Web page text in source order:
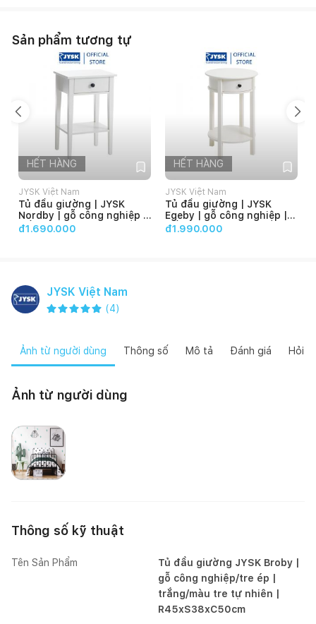
Sản phẩm tương tự
HẾT HÀNG
JYSK Việt Nam
Tủ đầu giường | JYSK
Nordby | gỗ công nghiệp |
trắng | R42xS36xC65cm
đ1.690.000
HẾT HÀNG
JYSK Việt Nam
Tủ đầu giường | JYSK
Egeby | gỗ công nghiệp |
trắng | DK40xC61cm
đ1.990.000
JYSK Việt Nam
(4)
Ảnh từ người dùng Thông số Mô tả Đánh giá Hỏi
Ảnh từ người dùng
Mai Mốc
Thông số kỹ thuật
Tên Sản Phẩm
Tủ đầu giường JYSK Broby |
gỗ công nghiệp/tre ép |
trắng/màu tre tự nhiên |
R45xS38xC50cm